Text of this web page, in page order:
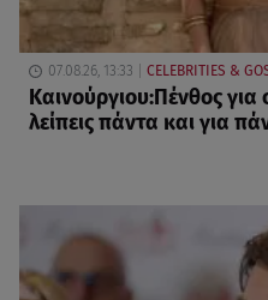
07.08.26, 13:33 CELEBRITIES &
Καινούργιου:Πένθος
λείπεις πάντα και για